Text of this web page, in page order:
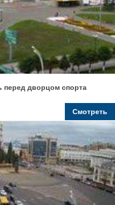
дворцом спорта
Смотреть